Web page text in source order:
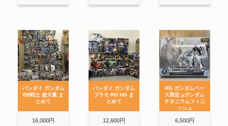
バンダイ ガンダム
BB戦士 超大量 ま
とめて
16,000円
バンダイ ガンダム
プラモ RG HG ま
とめて
12,600円
RG ガンダムベー
ス限定 μガンダム
チタニウムフィニ
ッシュ
6,500円